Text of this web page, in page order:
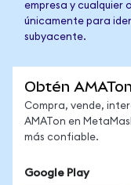
empresa y cualquier
únicamente para
subyacente.
Obtén
Compra, vende,
AMATon en
más confiable.
Google Play